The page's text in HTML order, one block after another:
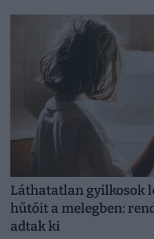
Láthatatlan gyilkosok
hűtőit a melegben:
adtak ki